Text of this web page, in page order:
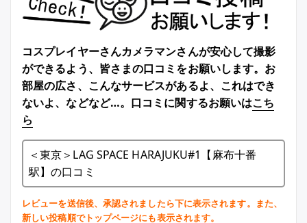
コスプレイヤーさんカメラマンさんが安心して撮影
ができるよう、皆さまの口コミをお願いします。お
部屋の広さ、こんなサービスがあるよ、これはでき
ないよ、などなど…。口コミに関するお願いはこち
ら
＜東京＞LAG SPACE HARAJUKU#1【麻布十番
駅】の口コミ
レビューを送信後、承認されましたら下に表示されます。また、
新しい投稿順でトップページにも表示されます。